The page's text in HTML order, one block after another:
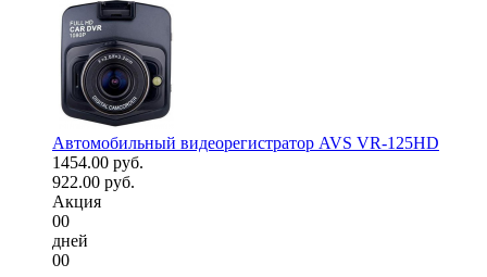
Автомобильный видеорегистратор AVS VR-125HD
1454.00 руб.
922.00 руб.
Акция
00
дней
00